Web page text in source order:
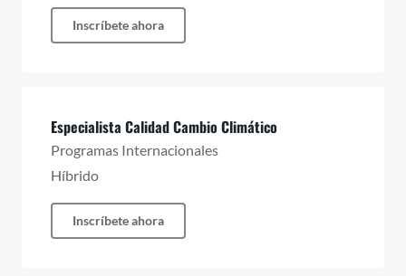
Inscríbete ahora
Especialista Calidad Cambio Climático
Programas Internacionales
Híbrido
Inscríbete ahora